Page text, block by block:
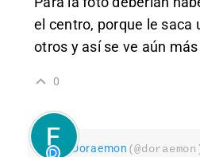
el centro, porque le saca
otros y así se ve aún
0
Doraemon